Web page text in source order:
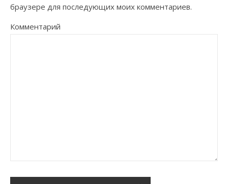
браузере для последующих моих комментариев.
Комментарий